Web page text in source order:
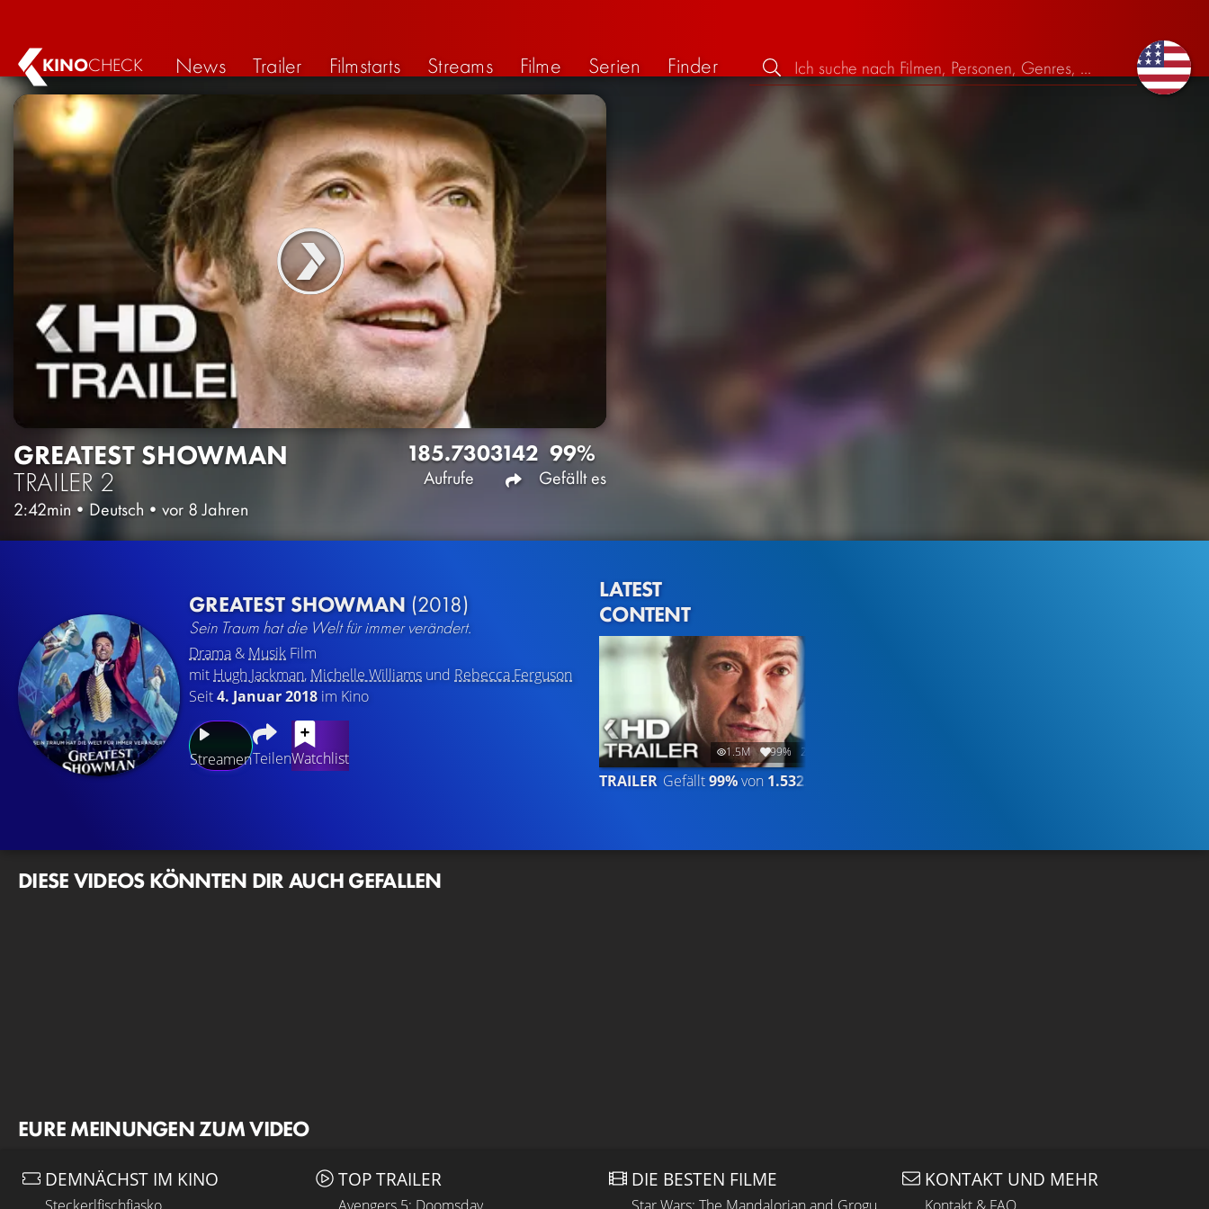
KINOCHECK News Trailer Filmstarts Streams Filme Serien Finder
GREATEST SHOWMAN
TRAILER 2
2:42min • Deutsch • vor 8 Jahren
185.730
Aufrufe
3142 99%
Gefällt es
GREATEST SHOWMAN (2018)
Sein Traum hat die Welt für immer verändert.
Drama & Musik Film
mit Hugh Jackman, Michelle Williams und Rebecca Ferguson
Seit4. Januar 2018im Kino
StreamenTeilenWatchlist
LATEST
CONTENT
1.5M 99% 2:29
TRAILER Gefällt99%von 1.532.401
DIESE VIDEOS KÖNNTEN DIR AUCH GEFALLEN
EURE MEINUNGEN ZUM VIDEO
DEMNÄCHST IM KINO TOP TRAILER DIE BESTEN FILME KONTAKT UND MEHR